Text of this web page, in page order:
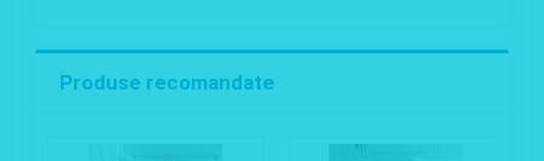
Produse recomandate